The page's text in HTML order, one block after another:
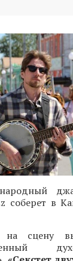
соберет в
на сцену